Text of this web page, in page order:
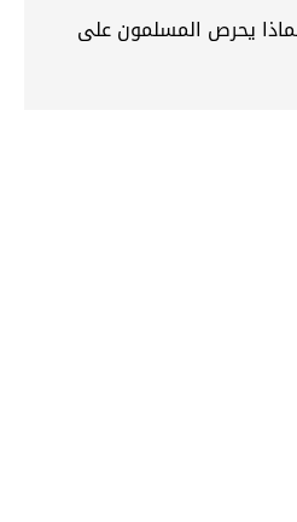
يحرص المسلمون على